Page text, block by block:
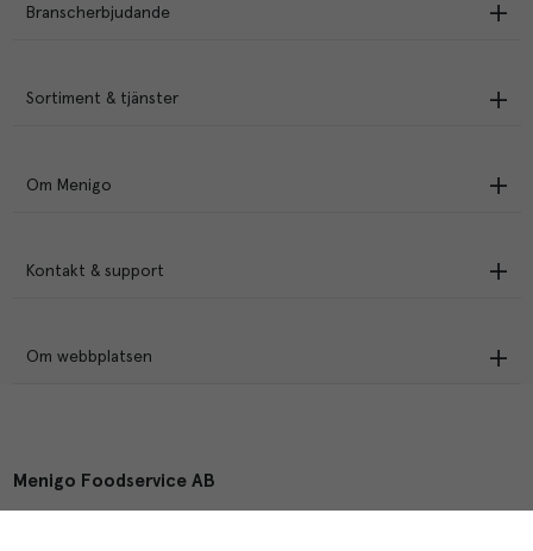
Branscherbjudande
Sortiment & tjänster
Om Menigo
Kontakt & support
Om webbplatsen
Menigo Foodservice AB